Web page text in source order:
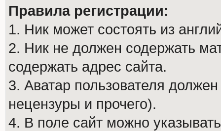
Правила регистрации:
1. Ник может состоять из
2. Ник не должен содержать
содержать адрес сайта.
3. Аватар пользователя
нецензуры и прочего).
4. В поле сайт можно